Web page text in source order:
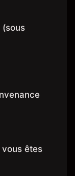
(sous
êtes